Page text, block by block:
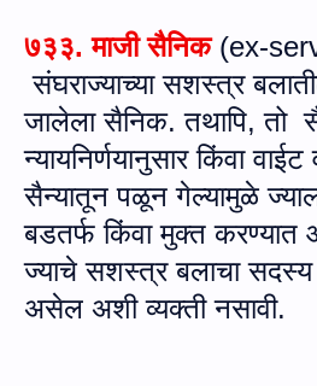
७३३. माजी सैनिक(ex-
संघराज्याच्या सशस्त्र
जालेला सैनिक. तथापि, तो
न्यायनिर्णयानुसार किंवा
सैन्यातून पळून गेल्यामुळे
बडतर्फ किंवा मुक्त
ज्याचे सशस्त्र बलाचा
असेल अशी व्यक्ती नसावी.